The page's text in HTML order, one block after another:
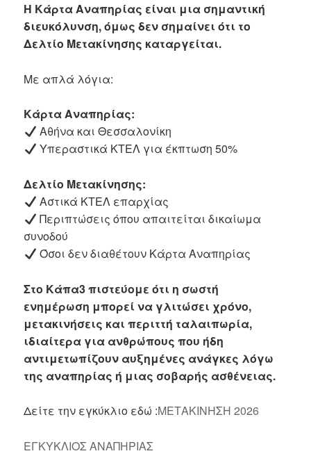
Η Κάρτα Αναπηρίας είναι μια σημαντική
διευκόλυνση, όμως δεν σημαίνει ότι το
Δελτίο Μετακίνησης καταργείται.
Με απλά λόγια:
Κάρτα Αναπηρίας:
Αθήνα και Θεσσαλονίκη
Υπεραστικά ΚΤΕΛ για έκπτωση 50%
Δελτίο Μετακίνησης:
Αστικά ΚΤΕΛ επαρχίας
Περιπτώσεις όπου απαιτείται δικαίωμα
συνοδού
Όσοι δεν διαθέτουν Κάρτα Αναπηρίας
Στο Κάπα3 πιστεύομε ότι η σωστή
ενημέρωση μπορεί να γλιτώσει χρόνο,
μετακινήσεις και περιττή ταλαιπωρία,
ιδιαίτερα για ανθρώπους που ήδη
αντιμετωπίζουν αυξημένες ανάγκες λόγω
της αναπηρίας ή μιας σοβαρής ασθένειας.
Δείτε την εγκύκλιο εδώ :ΜΕΤΑΚΙΝΗΣΗ 2026
ΕΓΚΥΚΛΙΟΣ ΑΝΑΠΗΡΙΑΣ